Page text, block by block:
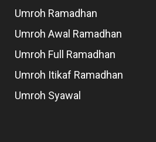
Umroh Ramadhan
Umroh Awal Ramadhan
Umroh Full Ramadhan
Umroh Itikaf Ramadhan
Umroh Syawal